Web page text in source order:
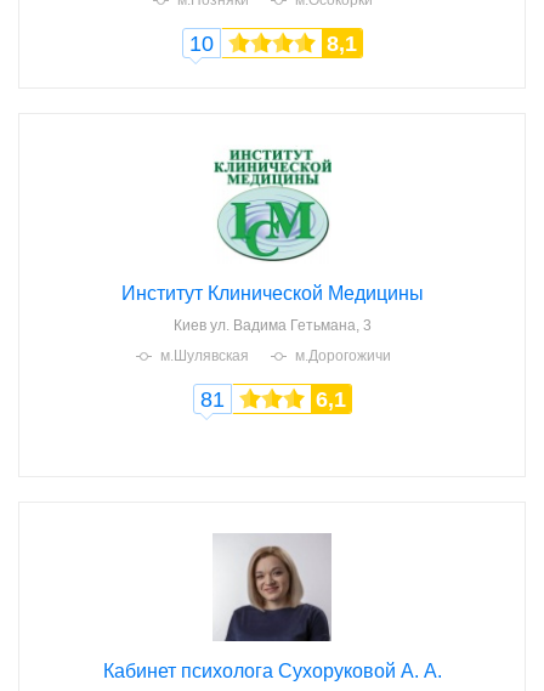
10 8,1
Институт Клинической Медицины
Киев ул. Вадима Гетьмана, 3
м.Шулявская
м.Дорогожичи
81 6,1
Кабинет психолога Сухоруковой А. А.